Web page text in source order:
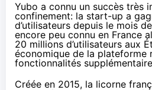
Yubo a connu un succès très
confinement: la start-up a
d’utilisateurs depuis le mois
encore peu connu en France
20 millions d’utilisateurs aux
économique de la plateforme
fonctionnalités
Créée en 2015, la licorne